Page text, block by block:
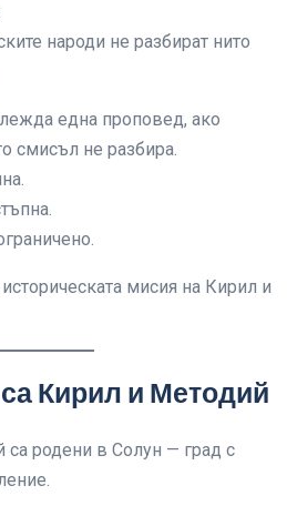
народи не разбират нито
една проповед, ако
смисъл не разбира.
мисия на Кирил и
Кирил и Методий
родени в Солун — град с